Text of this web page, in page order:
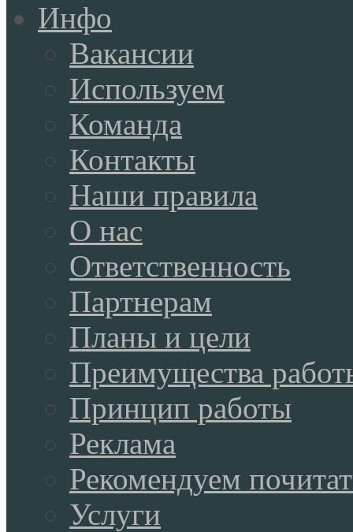
Инфо
Вакансии
Используем
Команда
Контакты
Наши правила
О нас
Ответственность
Партнерам
Планы и цели
Преимущества
Принцип работы
Реклама
Рекомендуем
Услуги